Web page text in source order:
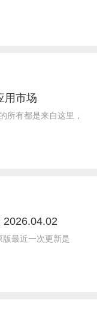
用市场
所有都是来自这里，
2026.04.02
最近一次更新是